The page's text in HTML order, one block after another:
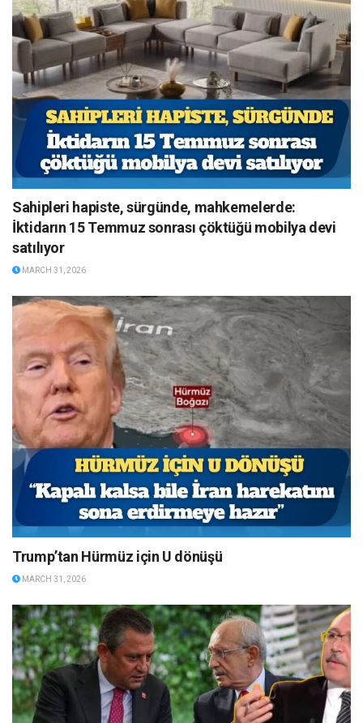
Sahipleri hapiste, sürgünde, mahkemelerde:
İktidarın 15 Temmuz sonrası çöktüğü mobilya devi
satılıyor
MARCH 31, 2026
Trump’tan Hürmüz için U dönüşü
MARCH 31, 2026